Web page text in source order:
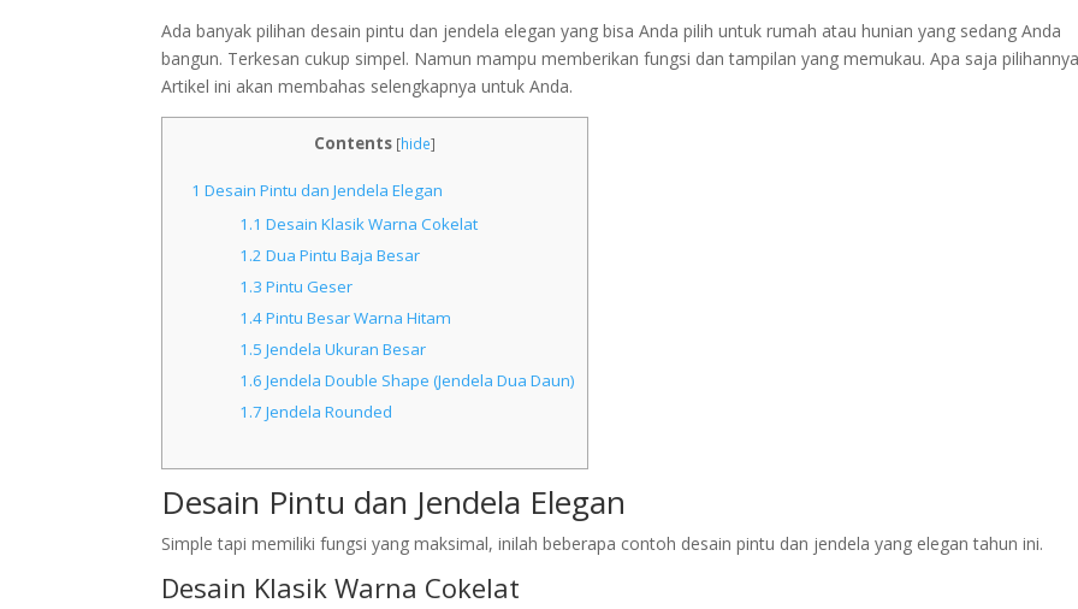
Ada banyak pilihan desain pintu dan jendela elegan yang bisa Anda pilih untuk rumah atau hunian yang sedang Anda
bangun. Terkesan cukup simpel. Namun mampu memberikan fungsi dan tampilan yang memukau. Apa saja
Artikel ini akan membahas selengkapnya untuk Anda.
Contents [hide]
1 Desain Pintu dan Jendela Elegan
1.1 Desain Klasik Warna Cokelat
1.2 Dua Pintu Baja Besar
1.3 Pintu Geser
1.4Pintu Besar Warna Hitam
1.5 Jendela Ukuran Besar
1.6 Jendela Double Shape (Jendela Dua Daun)
1.7 Jendela Rounded
Desain Pintu dan Jendela Elegan
Simple tapi memiliki fungsi yang maksimal, inilah beberapa contoh desain pintu dan jendela yang elegan tahun ini.
Desain Klasik Warna Cokelat